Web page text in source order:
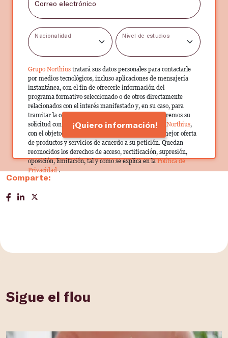
Correo electrónico
Nacionalidad Nivel de estudios
Grupo Northius tratará sus datos personales para contactarle
por medios tecnológicos, incluso aplicaciones de mensajería
instantánea, con el fin de ofrecerle información del
programa formativo seleccionado o de otros directamente
relacionados con el interés manifestado y, en su caso, para
tramitar la contratación correspondiente. Compartiremos su
solicitud con las empresas que conforman elGrupo Northius,
con el objeto de que estas puedan hacerle llegar la mejor oferta
de productos y servicios de acuerdo a su petición. Quedan
reconocidos los derechos de acceso, rectificación, supresión,
oposición, limitación, tal y como se explica en laPolítica de
Privacidad.
¡Quiero información!
Comparte:
Sigue el flou